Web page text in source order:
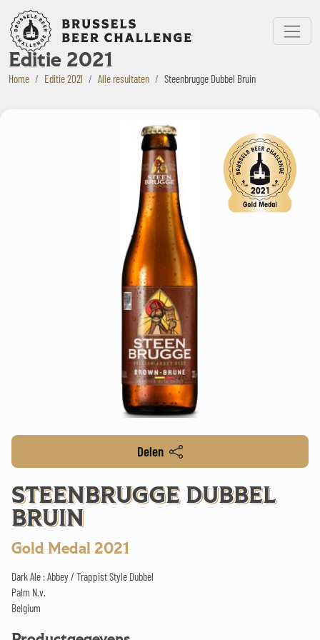
Bruxelles Beer Challenge
Menu
Editie 2021
Home Editie 2021 Alle resultaten Steenbrugge Dubbel Bruin
Delen
STEENBRUGGE DUBBEL
BRUIN
Gold Medal 2021
Dark Ale : Abbey / Trappist Style Dubbel
Palm N.v.
Belgium